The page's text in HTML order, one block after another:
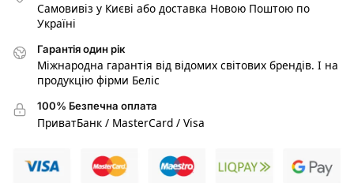
Самовивіз у Києві або доставка Новою Поштою по
Україні
Гарантія один рік
Міжнародна гарантія від відомих світових брендів. І на
продукцію фірми Беліс
100% Безпечна оплата
ПриватБанк / MasterCard / Visa